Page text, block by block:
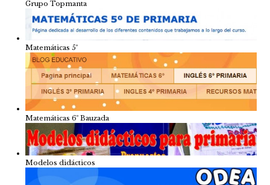
Grupo Topmanta
Matemáticas 5º
Matemáticas 6º Bauzada
Modelos didácticos